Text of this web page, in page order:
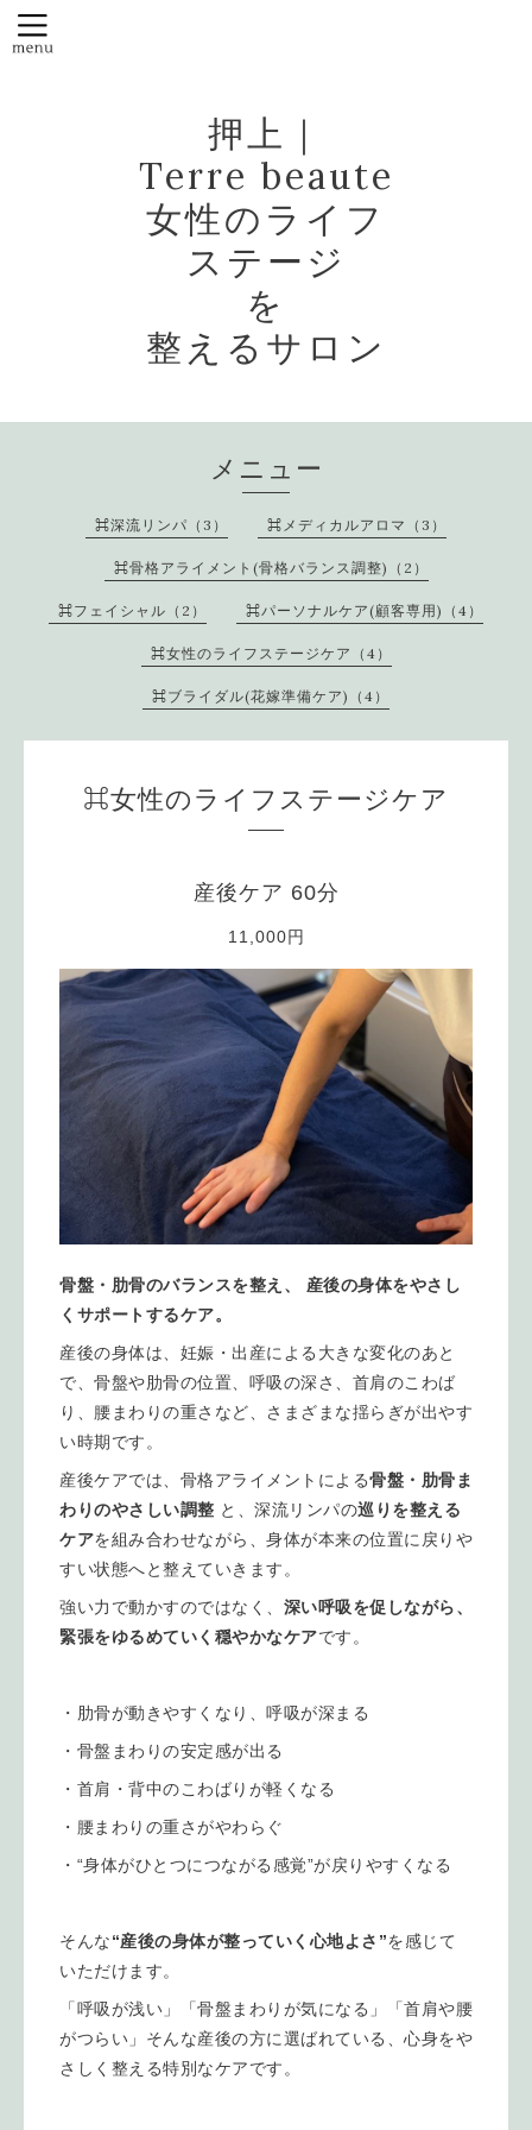
押上｜
Terre beaute
女性のライフ
ステージ
を
整えるサロン
メニュー
⌘深流リンパ（3） ⌘メディカルアロマ（3）
⌘骨格アライメント(骨格バランス調整)（2）
⌘フェイシャル（2） ⌘パーソナルケア(顧客専用)（4）
⌘女性のライフステージケア（4）
⌘ブライダル(花嫁準備ケア)（4）
⌘女性のライフステージケア
産後ケア 60分
11,000円
骨盤・肋骨のバランスを整え、
産後の身体をやさし
くサポートするケア。
産後の身体は、妊娠・出産による大きな変化のあと
で、骨盤や肋骨の位置、呼吸の深さ、首肩のこわば
り、腰まわりの重さなど、さまざまな揺らぎが出やす
い時期です。
産後ケアでは、骨格アライメントによる骨盤・肋骨ま
わりのやさしい調整 と、深流リンパの巡りを整える
ケアを組み合わせながら、身体が本来の位置に戻りや
すい状態へと整えていきます。
強い力で動かすのではなく、 深い呼吸を促しながら、
緊張をゆるめていく穏やかなケアです。
・肋骨が動きやすくなり、呼吸が深まる
・骨盤まわりの安定感が出る
・首肩・背中のこわばりが軽くなる
・腰まわりの重さがやわらぐ
・“身体がひとつにつながる感覚”が戻りやすくなる
そんな“産後の身体が整っていく心地よさ”を感じて
いただけます。
「呼吸が浅い」「骨盤まわりが気になる」「首肩や腰
がつらい」そんな産後の方に選ばれている、心身をや
さしく整える特別なケアです。